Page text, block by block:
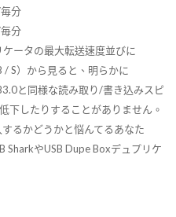
分
分
ータの最大転送速度並びに
S）から見ると、明らかに
と同様な読み取り/書き込みスピ
下したりすることがありません。
るかどうかと悩んてるあなた
SharkやUSB Dupe Boxデュプリケ